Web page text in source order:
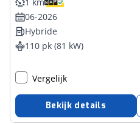
06-2026
Hybride
110 pk (81 kW)
Vergelijk
Bekijk details